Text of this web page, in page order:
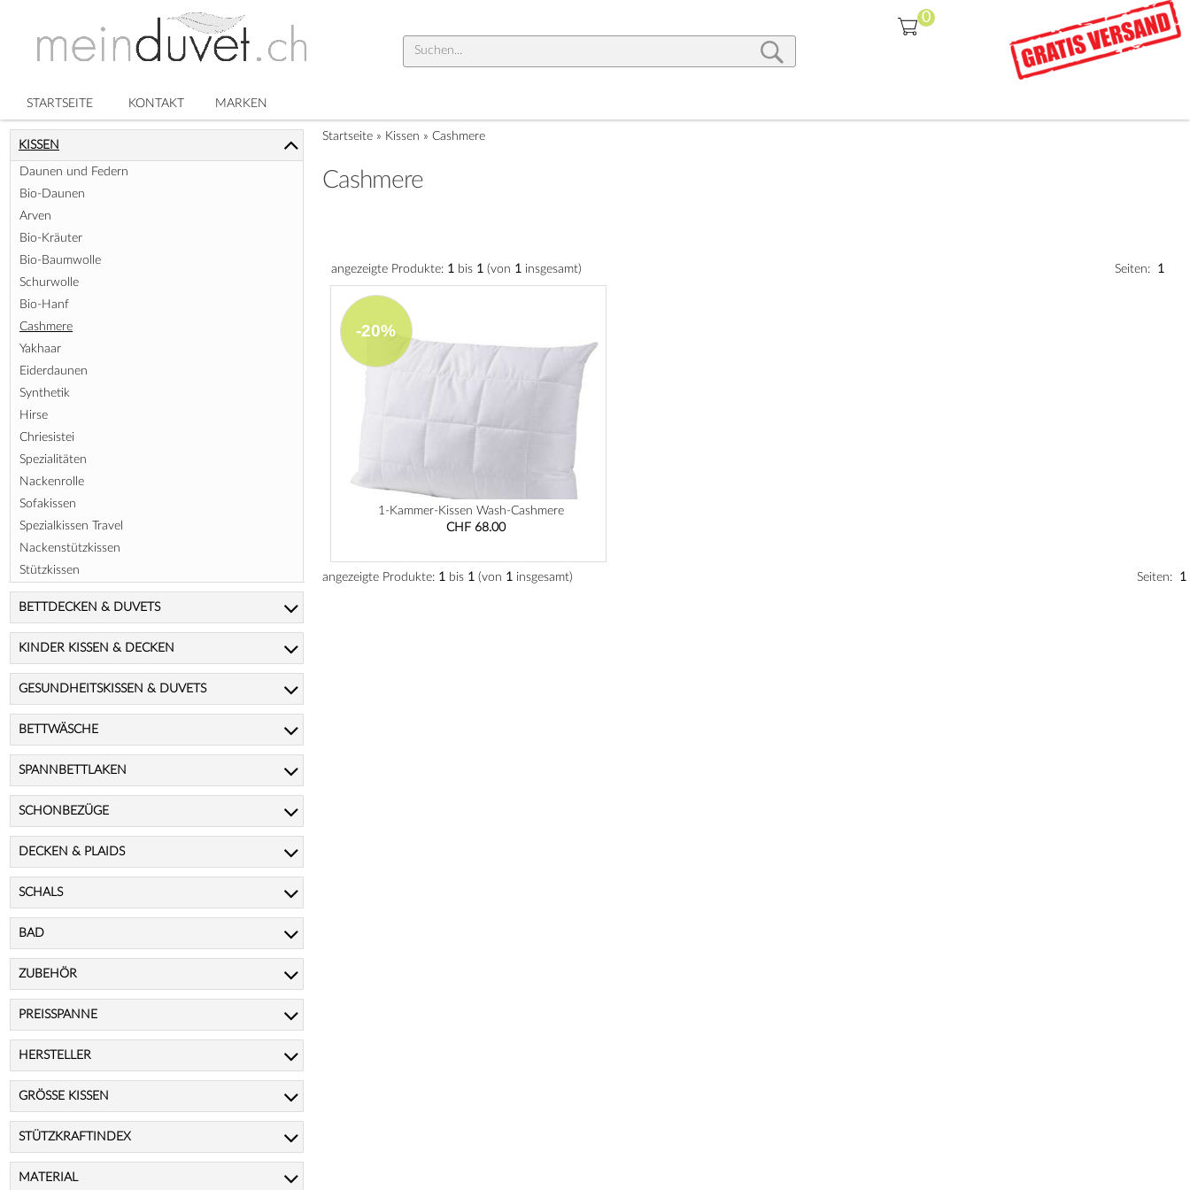
STARTSEITE KONTAKT MARKEN
KISSEN
Daunen und Federn
Bio-Daunen
Arven
Bio-Kräuter
Bio-Baumwolle
Schurwolle
Bio-Hanf
Cashmere
Yakhaar
Eiderdaunen
Synthetik
Hirse
Chriesistei
Spezialitäten
Nackenrolle
Sofakissen
Spezialkissen Travel
Nackenstützkissen
Stützkissen
BETTDECKEN & DUVETS
KINDER KISSEN & DECKEN
GESUNDHEITSKISSEN & DUVETS
BETTWÄSCHE
SPANNBETTLAKEN
SCHONBEZÜGE
DECKEN & PLAIDS
SCHALS
BAD
ZUBEHÖR
PREISSPANNE
HERSTELLER
GRÖSSE KISSEN
STÜTZKRAFTINDEX
MATERIAL
Startseite» Kissen » Cashmere
Cashmere
angezeigte Produkte: 1bis 1(von 1insgesamt) Seiten: 1
-20%
1-Kammer-Kissen Wash-Cashmere
CHF 68.00
angezeigte Produkte: 1bis 1(von 1insgesamt) Seiten: 1